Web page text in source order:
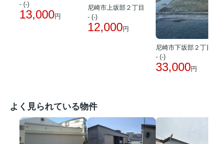
- (-)
13,000円
尼崎市上坂部２丁目
- (-)
12,000円
尼崎市下坂部２丁目
- (-)
33,000円
よく見られている物件